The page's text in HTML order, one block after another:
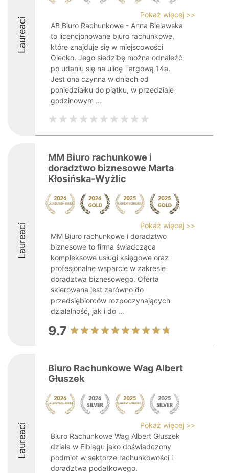
Laureaci
Pokaż więcej >>
AB Biuro Rachunkowe - Anna Bielawska
to licencjonowane biuro rachunkowe,
które znajduje się w miejscowości
Olecko. Jego siedzibę można odnaleźć
po udaniu się na ulicę Targową 14a.
Jest ona czynna w dniach od
poniedziałku do piątku, w przedziale
godzinowym ...
Laureaci
MM Biuro rachunkowe i
doradztwo biznesowe Marta
Kłosińska-Wyżlic
Pokaż więcej >>
MM Biuro rachunkowe i doradztwo
biznesowe to firma świadcząca
kompleksowe usługi księgowe oraz
profesjonalne wsparcie w zakresie
doradztwa biznesowego. Oferta
skierowana jest zarówno do
przedsiębiorców rozpoczynających
działalność, jak i do ...
9.7
Laureaci
Biuro Rachunkowe Wag Albert
Głuszek
Pokaż więcej >>
Biuro Rachunkowe Wag Albert Głuszek
działa w Elblągu jako doświadczony
podmiot w sektorze rachunkowości i
doradztwa podatkowego.